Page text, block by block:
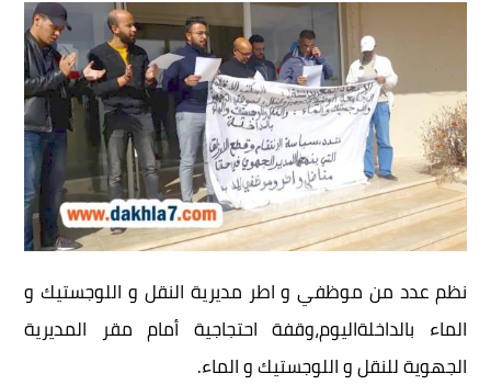
نظم عدد من موظفي و اطر مديرية النقل و اللوجستيك و
الماء بالداخلةاليوم،وقفة احتجاجية أمام مقر المديرية
الجهوية للنقل و اللوجستيك و الماء.